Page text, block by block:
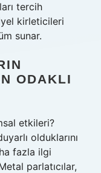
tercih
kirleticileri
sunar.
ODAKLI
etkileri?
olduklarını
fazla ilgi
parlatıcılar,